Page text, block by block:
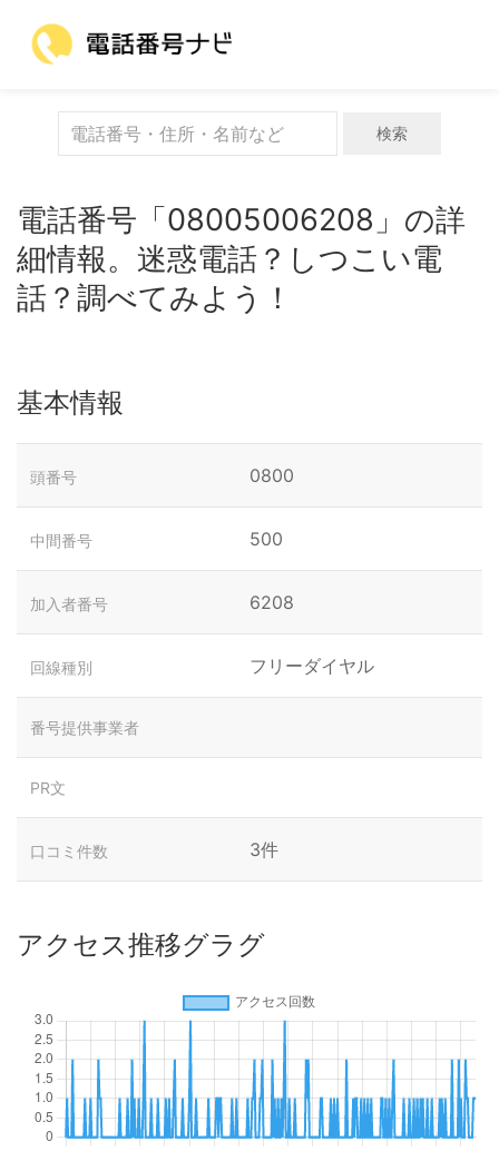
検索
電話番号「08005006208」の詳
細情報。迷惑電話？しつこい電
話？調べてみよう！
基本情報
頭番号 0800
中間番号 500
加入者番号 6208
回線種別 フリーダイヤル
番号提供事業者
PR文
口コミ件数 3件
アクセス推移グラグ